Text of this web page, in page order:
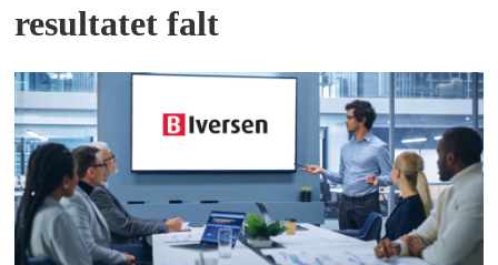
resultatet falt